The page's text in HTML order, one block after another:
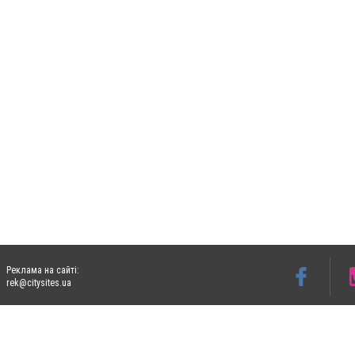
Реклама на сайті:
rek@citysites.ua